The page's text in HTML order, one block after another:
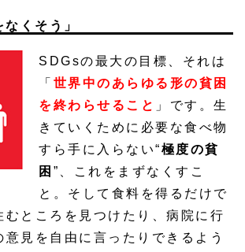
くそう」
SDGsの最大の目標、それは
「 世界中のあらゆる形の貧困
を終わらせること 」です。生
きていくために必要な食べ物
すら手に入らない“極度の貧
困 ”、これをまずなくすこ
と。そして食料を得るだけで
むところを見つけたり、病院に行
意見を自由に言ったりできるよう